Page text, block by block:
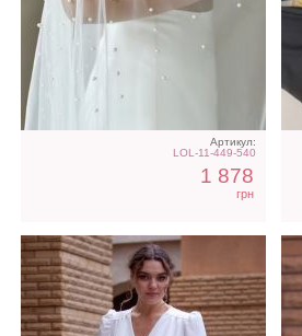
Артикул:
LOL-11-449-540
1 878
грн
Коктейльное короткое
платье-шорты белого
цвета